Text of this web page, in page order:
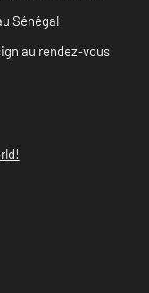
Sénégal
au rendez-vous